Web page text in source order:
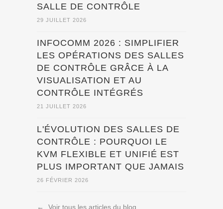
SALLE DE CONTRÔLE
29 JUILLET 2026
INFOCOMM 2026 : SIMPLIFIER
LES OPÉRATIONS DES SALLES
DE CONTRÔLE GRÂCE À LA
VISUALISATION ET AU
CONTRÔLE INTÉGRÉS
21 JUILLET 2026
L'ÉVOLUTION DES SALLES DE
CONTRÔLE : POURQUOI LE
KVM FLEXIBLE ET UNIFIÉ EST
PLUS IMPORTANT QUE JAMAIS
26 FÉVRIER 2026
← Voir tous les articles du blog